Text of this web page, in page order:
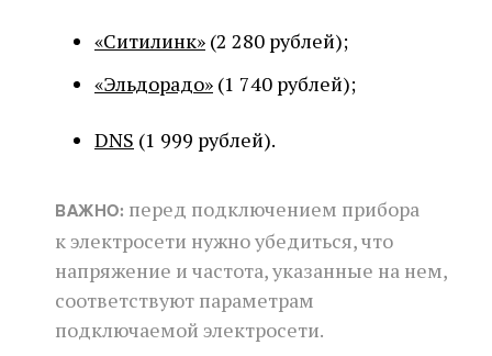
«Ситилинк» (2 280 рублей);
«Эльдорадо» (1 740 рублей);
DNS (1 999 рублей).
ВАЖНО: перед подключением прибора
к электросети нужно убедиться, что
напряжение и частота, указанные на нем,
соответствуют параметрам
подключаемой электросети.